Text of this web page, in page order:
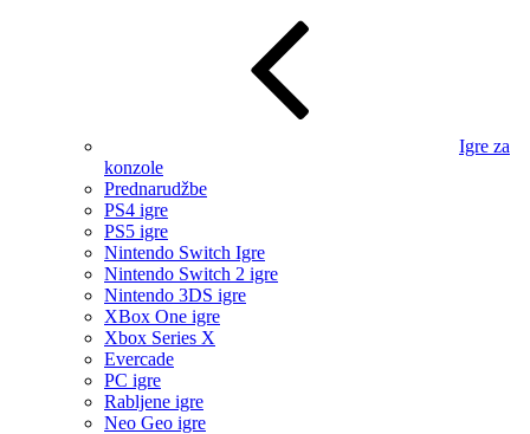
Igre za
konzole
Prednarudžbe
PS4 igre
PS5 igre
Nintendo Switch Igre
Nintendo Switch 2 igre
Nintendo 3DS igre
XBox One igre
Xbox Series X
Evercade
PC igre
Rabljene igre
Neo Geo igre